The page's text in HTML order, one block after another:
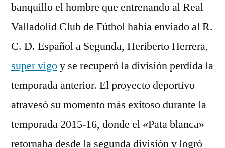
banquillo el hombre que entrenando al Real
Valladolid Club de Fútbol había enviado al R.
C. D. Español a Segunda, Heriberto Herrera,
super vigoy se recuperó la división perdida la
temporada anterior. El proyecto deportivo
atravesó su momento más exitoso durante la
temporada 2015-16, donde el «Pata blanca»
retornaba desde la segunda división y logró